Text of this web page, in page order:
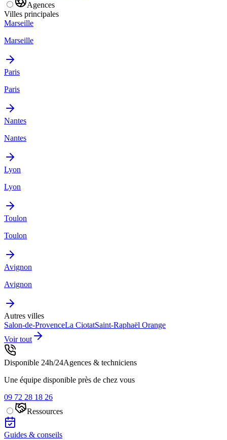
Agences
Villes principales
Marseille
Marseille
Paris
Paris
Nantes
Nantes
Lyon
Lyon
Toulon
Toulon
Avignon
Avignon
Autres villes
Salon-de-ProvenceLa CiotatSaint-Raphaël Orange
Voir tout
Disponible 24h/24Agences & techniciens
Une équipe disponible près de chez vous
09 72 28 18 26
Ressources
Guides & conseils